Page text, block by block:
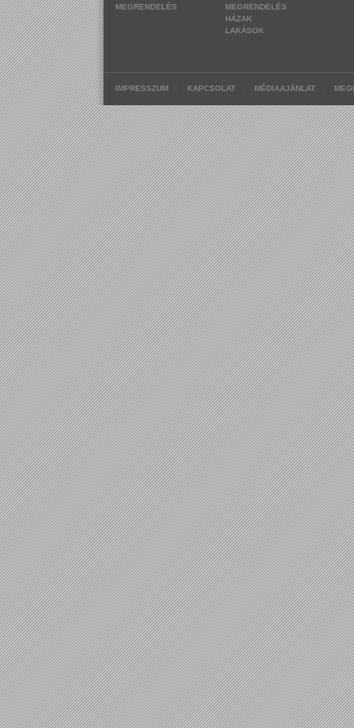
MEGRENDELÉS
MEGRENDELÉS
HÁZAK
LAKÁSOK
IMPRESSZUM KAPCSOLAT MÉDIAAJÁNLAT